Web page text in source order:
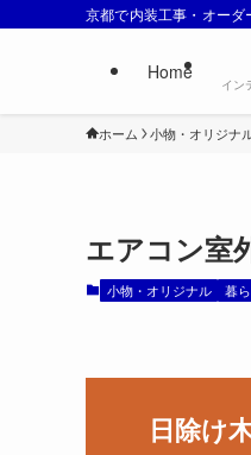
京都で内装工事・オー
Home
イン
ホーム 小物・オリジナ
エアコン室
小物・オリジナル 暮
日除け